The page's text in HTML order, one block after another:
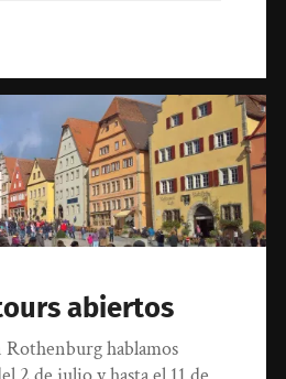
abiertos
hablamos